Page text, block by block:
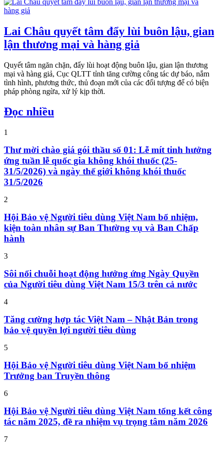
Lai Châu quyết tâm đẩy lùi buôn lậu, gian
lận thương mại và hàng giả
Quyết tâm ngăn chặn, đẩy lùi hoạt động buôn lậu, gian lận thương
mại và hàng giả, Cục QLTT tỉnh tăng cường công tác dự báo, nắm
tình hình, phương thức, thủ đoạn mới của các đối tượng để có biện
pháp phòng ngừa, xử lý kịp thời.
Đọc nhiều
1
Thư mời chào giá gói thầu số 01: Lễ mít tinh hưởng
ứng tuần lễ quốc gia không khói thuốc (25-
31/5/2026) và ngày thế giới không khói thuốc
31/5/2026
2
Hội Bảo vệ Người tiêu dùng Việt Nam bổ nhiệm,
kiện toàn nhân sự Ban Thường vụ và Ban Chấp
hành
3
Sôi nổi chuỗi hoạt động hưởng ứng Ngày Quyền
của Người tiêu dùng Việt Nam 15/3 trên cả nước
4
Tăng cường hợp tác Việt Nam – Nhật Bản trong
bảo vệ quyền lợi người tiêu dùng
5
Hội Bảo vệ Người tiêu dùng Việt Nam bổ nhiệm
Trưởng ban Truyền thông
6
Hội Bảo vệ Người tiêu dùng Việt Nam tổng kết công
tác năm 2025, đề ra nhiệm vụ trọng tâm năm 2026
7